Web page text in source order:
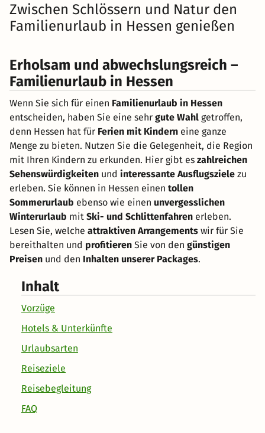
Zwischen Schlössern und Natur den
Familienurlaub in Hessen genießen
Erholsam und abwechslungsreich –
Familienurlaub in Hessen
Wenn Sie sich für einen Familienurlaub in Hessen
entscheiden, haben Sie eine sehr gute Wahl getroffen,
denn Hessen hat für Ferien mit Kindern eine ganze
Menge zu bieten. Nutzen Sie die Gelegenheit, die Region
mit Ihren Kindern zu erkunden. Hier gibt es zahlreichen
Sehenswürdigkeiten und interessante Ausflugsziele zu
erleben. Sie können in Hessen einen tollen
Sommerurlaub ebenso wie einen unvergesslichen
Winterurlaub mit Ski- und Schlittenfahren erleben.
Lesen Sie, welche attraktiven Arrangements wir für Sie
bereithalten und profitieren Sie von den günstigen
Preisen und den Inhalten unserer Packages.
Inhalt
Vorzüge
Hotels & Unterkünfte
Urlaubsarten
Reiseziele
Reisebegleitung
FAQ